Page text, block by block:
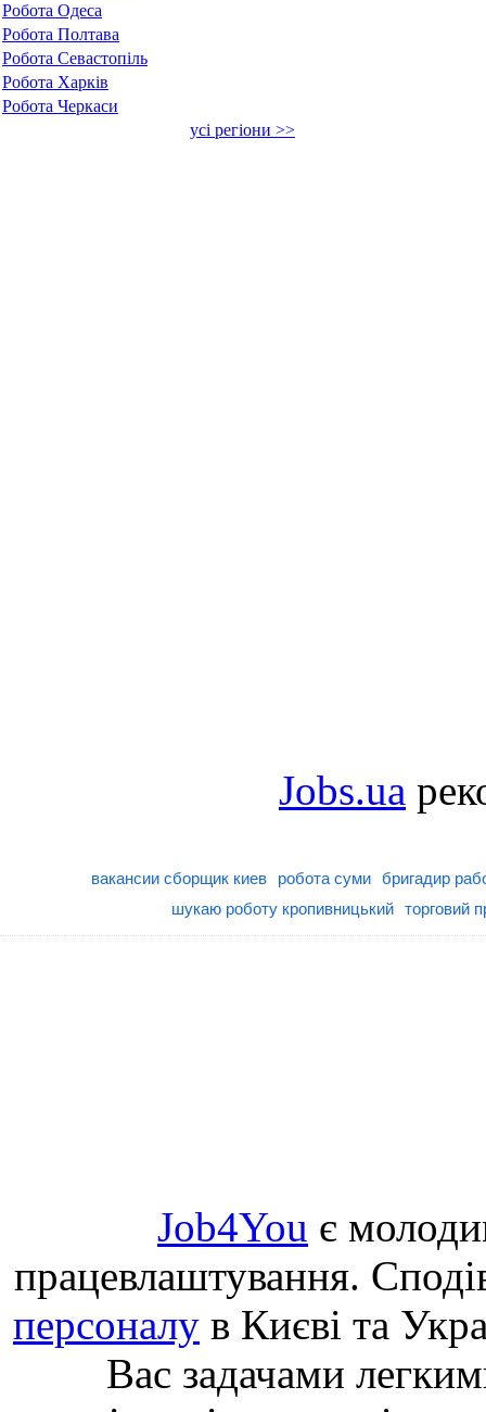
Робота Одеса
Робота Полтава
Робота Севастопіль
Робота Харків
Робота Черкаси
усі регіони >>
Jobs.ua
вакансии сборщик киев робота суми
бригадир
шукаю роботу кропивницький торговий
Job4You є
працевлаштування.
персоналу в Києві та
Вас задачами